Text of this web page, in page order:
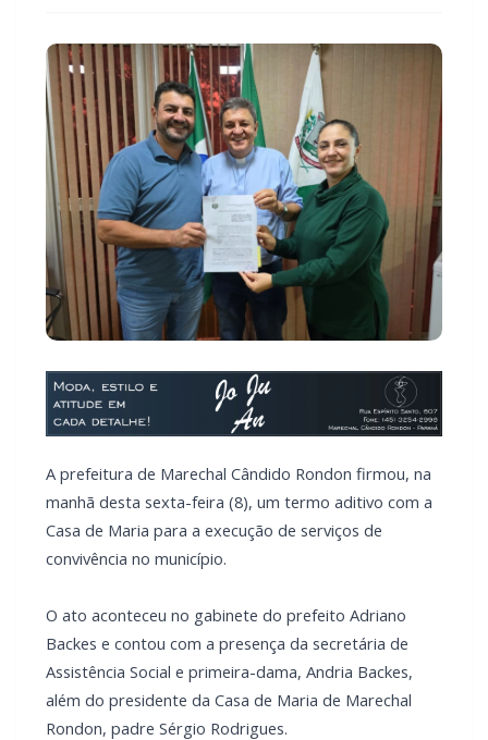
A prefeitura de Marechal Cândido Rondon firmou, na
manhã desta sexta-feira (8), um termo aditivo com a
Casa de Maria para a execução de serviços de
convivência no município.
O ato aconteceu no gabinete do prefeito Adriano
Backes e contou com a presença da secretária de
além do presidente da Casa de Maria de Marechal
Rondon, padre Sérgio Rodrigues.
Por meio do termo, serão destinados R$ 250 mil em